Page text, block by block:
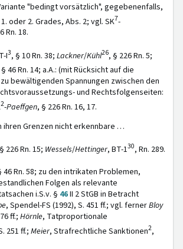
"bedingt vorsätzlich", gegebenenfalls,
oder 2. Grades, Abs. 2; vgl. SK7-
Rn. 18.
I3, § 10 Rn. 38; Lackner/Kühl26, § 226 Rn. 5;
46 Rn. 14; a.A.: (mit Rücksicht auf die
bewältigenden Spannungen zwischen den
und Rechtsfolgenseiten:
2-Paeffgen, § 226 Rn. 16, 17.
Grenzen nicht erkennbare …
§ 226 Rn. 15; Wessels/Hettinger, BT-130, Rn. 289.
46 Rn. 58; zu den intrikaten Problemen,
Folgen als relevante
i.S.v. § 46II 2 StGB in Betracht
, Spendel-FS (1992), S. 451 ff.; vgl. fernerBloy
ff.; Hörnle, Tatproportionale
251 ff.;Meier, Strafrechtliche Sanktionen2,